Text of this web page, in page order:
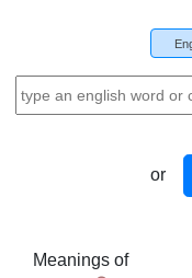
or
Meanings of